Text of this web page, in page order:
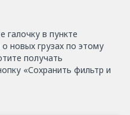
галочку в пункте
новых грузах по этому
получать
«Сохранить фильтр и